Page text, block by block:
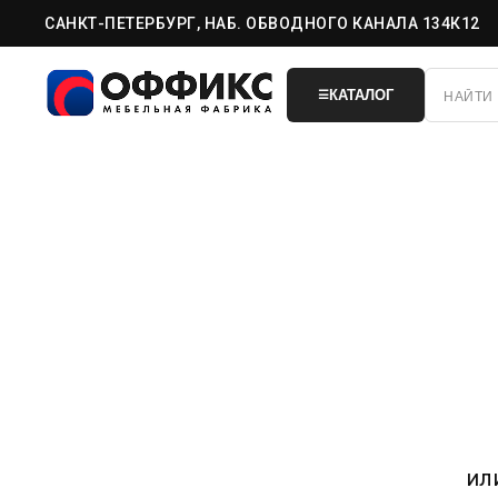
САНКТ-ПЕТЕРБУРГ, НАБ. ОБВОДНОГО КАНАЛА 134К12
☰КАТАЛОГ